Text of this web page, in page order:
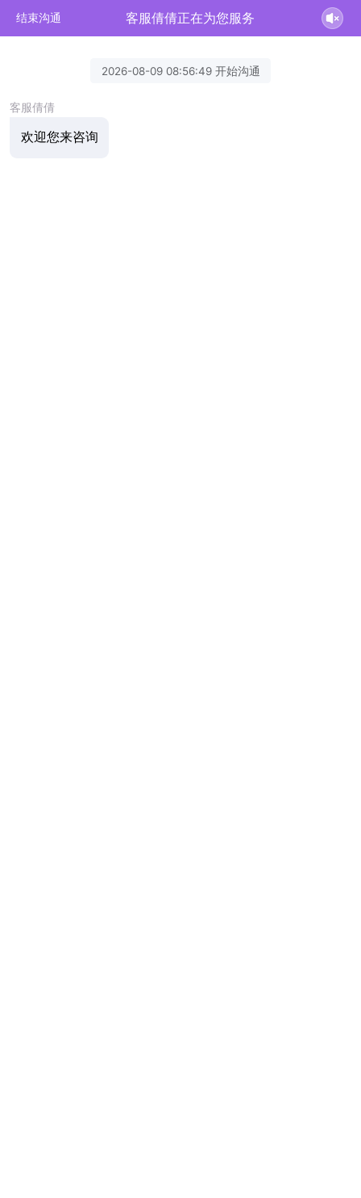
结束沟通 客服倩倩正在为您服务
2026-08-09 08:56:49 开始沟通
客服倩倩
欢迎您来咨询